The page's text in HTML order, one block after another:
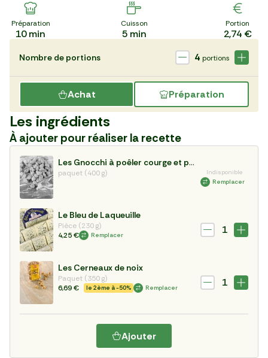
Préparation
10min
Cuisson
5min
Portion
2,74 €
Achat Préparation
Nombre de portions 4 portions
Les ingrédients
À ajouter pour réaliser la recette
Les Gnocchi à poêler courge et pommes de terre
paquet (400 g)
Indisponible
Remplacer
Le Bleu de Laqueuille
Pièce (230 g)
4,25 €
Remplacer 1
Les Cerneaux de noix
Paquet (350 g)
6,69 €
le 2ème à -50% Remplacer 1
Ajouter